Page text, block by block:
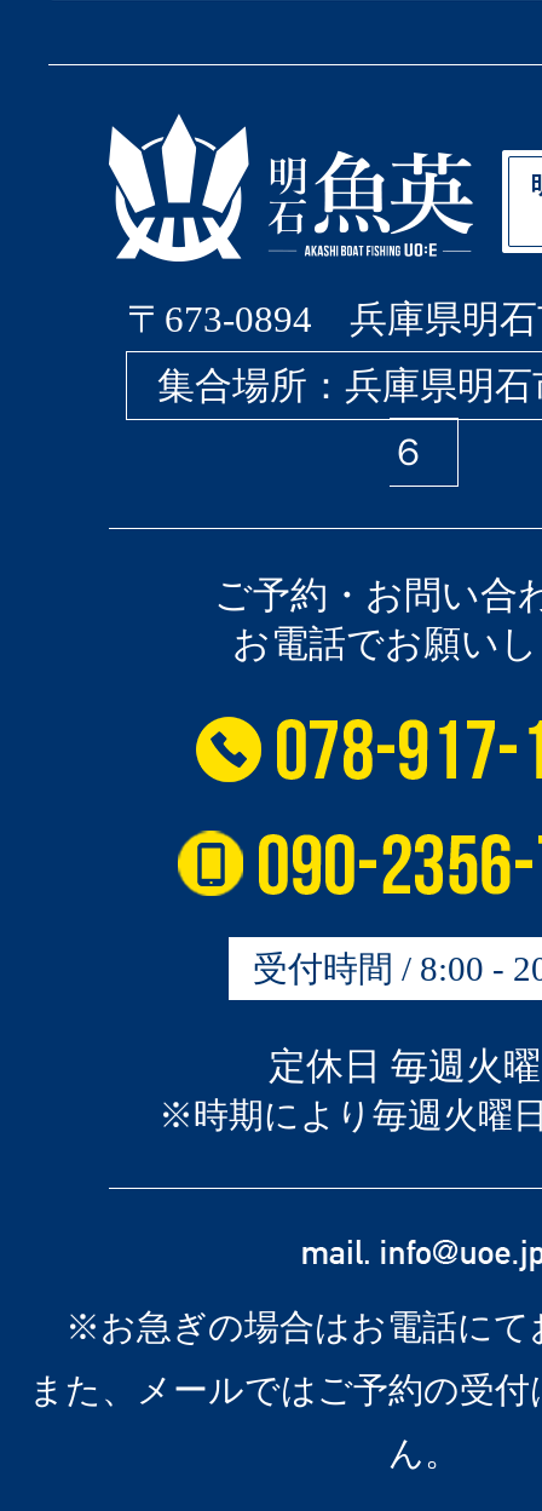
〒673-0894 兵庫県明石
集合場所：兵庫県明
６
ご予約・お問い合
お電話でお願い
受付時間 / 8:00 -
定休日 毎週火
※時期により毎週火曜
※お急ぎの場合はお電話にて
また、メールではご予約の受
ん。